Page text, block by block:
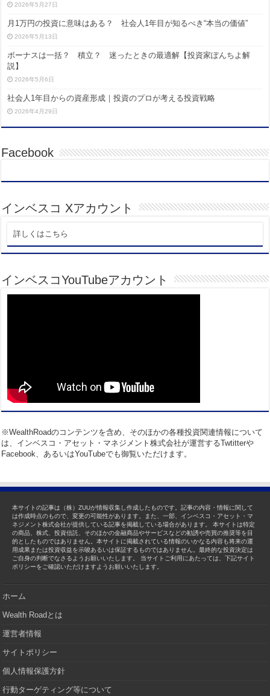
2026年5月27日
月1万円の投資に意味はある？ 社会人1年目が知るべき“本当の価値”
2026年5月13日
ボーナスは一括？ 積立？ 迷ったときの最適解【投資家ぽんちよ解
説】
2026年5月6日
社会人1年目からの資産形成｜投資のプロが考える投資戦略
2026年4月29日
Facebook
インベスコ Xアカウント
詳しくはこちら
インベスコYouTubeアカウント
※WealthRoadのコンテンツを含め、そのほかの各種投資関連情報について
は、インベスコ・アセット・マネジメント株式会社が運営するTwtitterや
Facebook、あるいはYouTubeでも御覧いただけます。
本サイトの記事は（株）ZUUが情報収集し作成したものです。記事の内容・情報に関して
は作成時点のもので、変更の可能性があります。また、一部、インベスコ・アセット・マ
ネジメント株式会社が提供している記事を掲載している場合があります。 本サイトは特定
の商品、株式、投資信託、そのほかの金融商品やサービスなどの勧誘や売買の推奨等を目
的としたものではありません。本サイトに掲載されている情報のいかなる内容も将来の運
用成果または投資収益を示唆あるいは保証するものではありません。最終的な投資決定は
ご自身の判断でなさるようお願いいたします。 当サイトご利用にあたっては、下記サイト
ポリシーをご確認いただけますようお願いいたします。
ホーム
Wealth Roadとは
運営者情報
サイトポリシー
個人情報保護方針
行動ターゲティング等について